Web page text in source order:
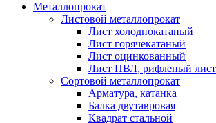
Металлопрокат
Листовой металлопрокат
Лист холоднокатаный
Лист горячекатаный
Лист оцинкованный
Лист ПВЛ, рифленый лист
Сортовой металлопрокат
Арматура, катанка
Балка двутавровая
Квадрат стальной